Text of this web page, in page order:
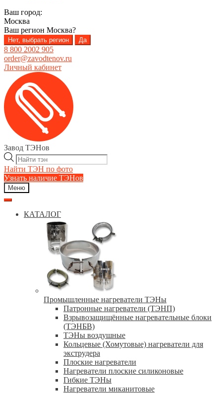
Ваш город:
Москва
Ваш регион Москва?
Нет, выбрать регион Да
8 800 2002 905
order@zavodtenov.ru
Личный кабинет
Перейти
навигации
Перейти
содержимому
Завод ТЭНов
Поиск
товаров
Найти ТЭН по фото
Узнать наличие ТЭНов
Меню
КАТАЛОГ
Промышленные нагреватели ТЭНы
Патронные нагреватели (ТЭНП)
Взрывозащищённые нагревательные блоки
(ТЭНБВ)
ТЭНы воздушные
Кольцевые (Хомутовые) нагреватели для
экструдера
Плоские нагреватели
Нагреватели плоские силиконовые
Гибкие ТЭНы
Нагреватели миканитовые